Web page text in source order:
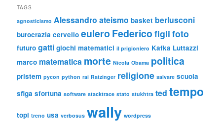
TAGS
agnosticismo Alessandro ateismo basket berlusconi
burocrazia cervello eulero Federico figli foto
futuro gatti giochi matematici il prigioniero Kafka Luttazzi
marco matematica morte Nicola Obama politica
pristem pycon python rai Ratzinger religione salvare scuola
sfiga sfortuna software stacktrace stato stukhtra ted tempo
topi treno usa verbosus wally wordpress